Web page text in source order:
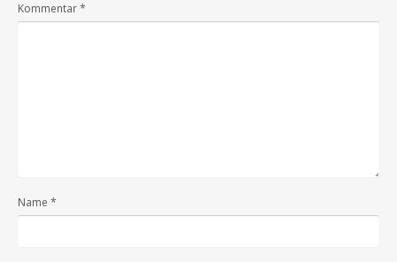
Kommentar*
Name *